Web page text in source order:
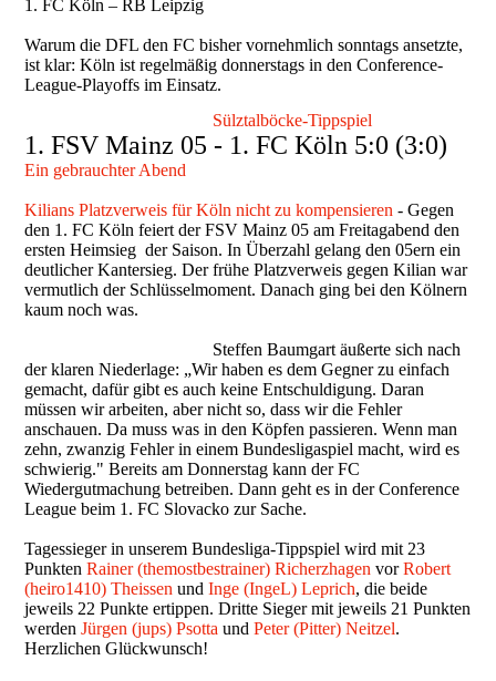
1. FC Köln – RB Leipzig
Warum die DFL den FC bisher vornehmlich sonntags ansetzte,
ist klar: Köln ist regelmäßig donnerstags in den Conference-
League-Playoffs im Einsatz.
Sülztalböcke-Tippspiel
1. FSV Mainz 05 - 1. FC Köln 5:0 (3:0)
Ein gebrauchter Abend
Kilians Platzverweis für Köln nicht zu kompensieren - Gegen
den 1. FC Köln feiert der FSV Mainz 05 am Freitagabend den
ersten Heimsieg der Saison. In Überzahl gelang den 05ern ein
deutlicher Kantersieg. Der frühe Platzverweis gegen Kilian war
vermutlich der Schlüsselmoment. Danach ging bei den Kölnern
kaum noch was.
Steffen Baumgart äußerte sich nach
der klaren Niederlage: „Wir haben es dem Gegner zu einfach
gemacht, dafür gibt es auch keine Entschuldigung. Daran
müssen wir arbeiten, aber nicht so, dass wir die Fehler
anschauen. Da muss was in den Köpfen passieren. Wenn man
zehn, zwanzig Fehler in einem Bundesligaspiel macht, wird es
schwierig." Bereits am Donnerstag kann der FC
Wiedergutmachung betreiben. Dann geht es in der Conference
League beim 1. FC Slovacko zur Sache.
Tagessieger in unserem Bundesliga-Tippspiel wird mit 23
PunktenRainer (themostbestrainer) Richerzhagen vorRobert
(heiro1410) Theissen undInge (IngeL) Leprich, die beide
jeweils 22 Punkte ertippen. Dritte Sieger mit jeweils 21 Punkten
werdenJürgen (jups) Psotta undPeter (Pitter) Neitzel.
Herzlichen Glückwunsch!